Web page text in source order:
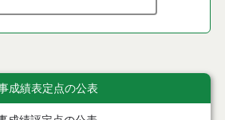
成績表定点の公表